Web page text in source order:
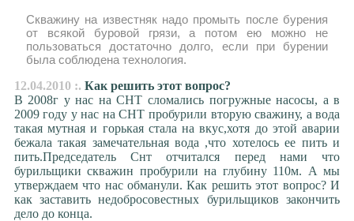
Скважину на известняк надо промыть после бурения
от всякой буровой грязи, а потом ею можно не
пользоваться достаточно долго, если при бурении
была соблюдена технология.
12.04.2010 :. Как решить этот вопрос?
В 2008г у нас на СНТ сломались погружные насосы, а в
2009 году у нас на СНТ пробурили вторую сважину, а вода
такая мутная и горькая стала на вкус,хотя до этой аварии
бежала такая замечательная вода ,что хотелось ее пить и
пить.Председатель Снт отчитался перед нами что
бурильщики скважин пробурили на глубину 110м. А мы
утверждаем что нас обманули. Как решить этот вопрос? И
как заставить недобросовестных бурильщиков закончить
дело до конца.